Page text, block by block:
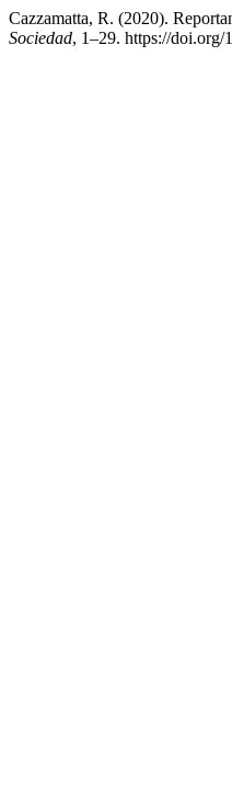
Cazzamatta, R. (2020).
Sociedad, 1–29. https://doi.org/